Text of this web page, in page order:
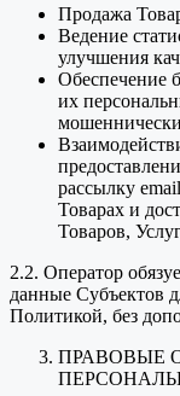
Продажа
Ведение
улучшения
Обеспечение
их
рассылку
Товарах и
Товаров,
2.2. Оператор
данные Субъектов
Политикой, без
ПРАВОВЫЕ